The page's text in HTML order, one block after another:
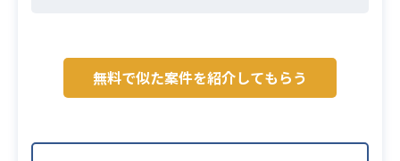
無料で似た案件を紹介してもらう